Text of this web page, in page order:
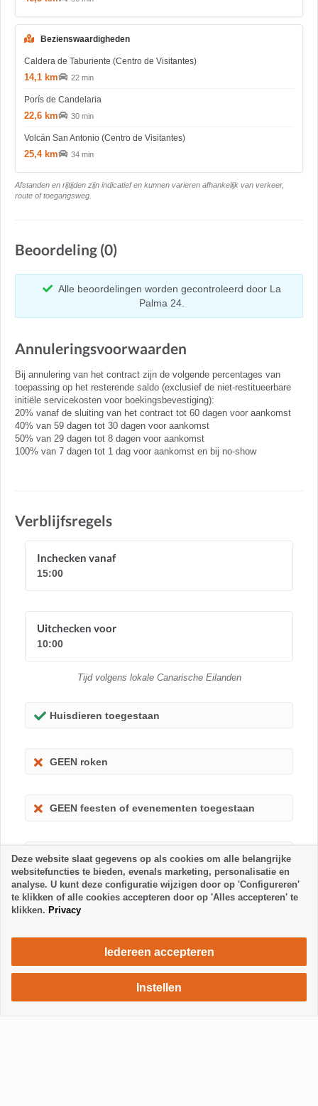
Bezienswaardigheden
Caldera de Taburiente (Centro de Visitantes)
14,1 km 22 min
Porís de Candelaria
22,6 km 30 min
Volcán San Antonio (Centro de Visitantes)
25,4 km 34 min
Afstanden en rijtijden zijn indicatief en kunnen varieren afhankelijk van verkeer,
route of toegangsweg.
Beoordeling (0)
Alle beoordelingen worden gecontroleerd door La
Palma 24.
Annuleringsvoorwaarden
Bij annulering van het contract zijn de volgende percentages van
toepassing op het resterende saldo (exclusief de niet-restitueerbare
initiële servicekosten voor boekingsbevestiging):
20% vanaf de sluiting van het contract tot 60 dagen voor aankomst
40% van 59 dagen tot 30 dagen voor aankomst
50% van 29 dagen tot 8 dagen voor aankomst
100% van 7 dagen tot 1 dag voor aankomst en bij no-show
Verblijfsregels
Inchecken vanaf
15:00
Uitchecken voor
10:00
Tijd volgens lokale Canarische Eilanden
Huisdieren toegestaan
GEEN roken
GEEN feesten of evenementen toegestaan
Kinderen toegestaan
680 €/ week
Deze website slaat gegevens op als cookies om alle belangrijke
websitefuncties te bieden, evenals marketing, personalisatie en
analyse. U kunt deze configuratie wijzigen door op 'Configureren'
te klikken of alle cookies accepteren door op 'Alles accepteren' te
klikken. Privacy
Iedereen accepteren
Instellen